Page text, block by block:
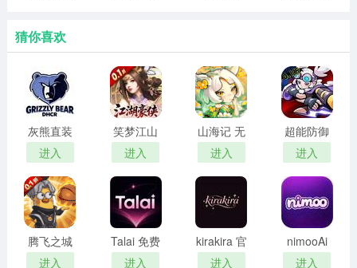
Leaf it Alone游戏背景
终于到了一年一度清理落叶的时节。距离上次打扫已有一
段时间，别再犹豫了，赶紧重拾你的耙子技巧吧！
中文
猜你喜欢
灰熊直装
免卡密
进入
笑梦江山
手游0.1折
下载免费
版
进入
山海记 无
限代金券
进入
超能防御
无限资源
版
进入
腾飞之城
魔兽版
进入
Talai 免费
畅聊版
进入
kirakira 官
网登录入
进入
nimooAi
免登录版
进入